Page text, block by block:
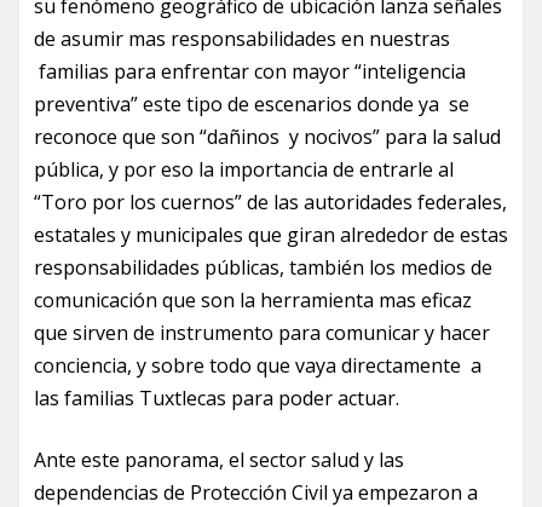
su fenómeno geográfico de ubicación lanza señales
de asumir mas responsabilidades en nuestras
familias para enfrentar con mayor “inteligencia
preventiva” este tipo de escenarios donde ya se
reconoce que son “dañinos y nocivos” para la salud
pública, y por eso la importancia de entrarle al
“Toro por los cuernos” de las autoridades federales,
estatales y municipales que giran alrededor de estas
responsabilidades públicas, también los medios de
comunicación que son la herramienta mas eficaz
que sirven de instrumento para comunicar y hacer
conciencia, y sobre todo que vaya directamente a
las familias Tuxtlecas para poder actuar.
Ante este panorama, el sector salud y las
dependencias de Protección Civil ya empezaron a